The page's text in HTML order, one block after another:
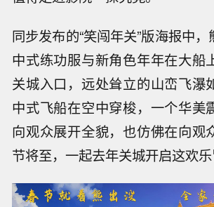
同步发布的“笑闯年关”版海报中
中式练功服与新角色年年在大船
关城入口，远处耸立的山峦飞瀑
中式飞船在空中穿梭，一个华美
向观众展开全貌，也仿佛在向观
节将至，一起去年关城开启这欢乐